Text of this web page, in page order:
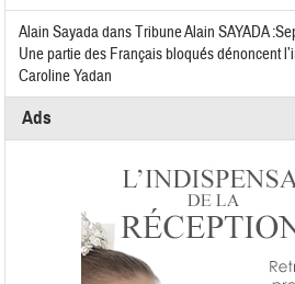
Alain SayadadansTribune Alain SAYADA
Une partie des Français bloqués dénoncent
Caroline Yadan
Ads